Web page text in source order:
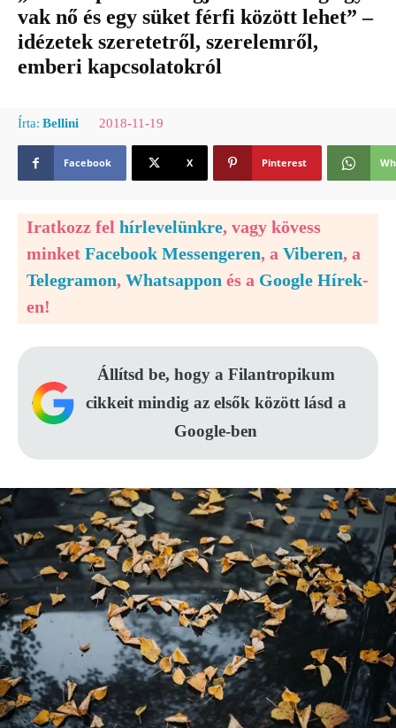
vak nő és egy süket férfi között lehet” –
idézetek szeretetről, szerelemről,
emberi kapcsolatokról
Írta: Bellini 2018-11-19
Facebook X Pinterest
Iratkozz fel hírlevelünkre, vagy kövess
minket Facebook Messengeren, a Viberen, a
Telegramon, Whatsappon és a Google Hírek-
en!
Állítsd be, hogy a Filantropikum
cikkeit mindig az elsők között lásd a
Google-ben